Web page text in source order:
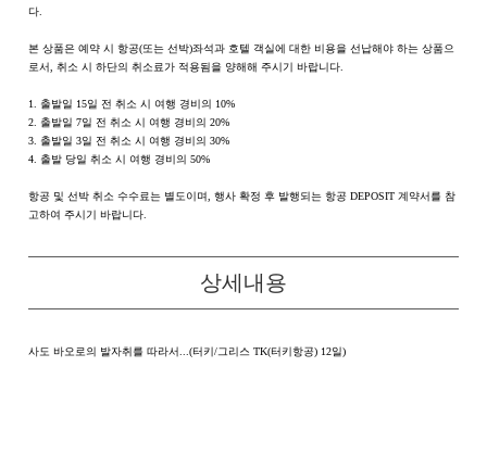
다.
본 상품은 예약 시 항공(또는 선박)좌석과 호텔 객실에 대한 비용을 선납해야 하는 상품으
로서, 취소 시 하단의 취소료가 적용됨을 양해해 주시기 바랍니다.
1. 출발일 15일 전 취소 시 여행 경비의 10%
2. 출발일 7일 전 취소 시 여행 경비의 20%
3. 출발일 3일 전 취소 시 여행 경비의 30%
4. 출발 당일 취소 시 여행 경비의 50%
항공 및 선박 취소 수수료는 별도이며, 행사 확정 후 발행되는 항공 DEPOSIT 계약서를 참
고하여 주시기 바랍니다.
상세내용
사도 바오로의 발자취를 따라서...(터키/그리스 TK(터키항공) 12일)